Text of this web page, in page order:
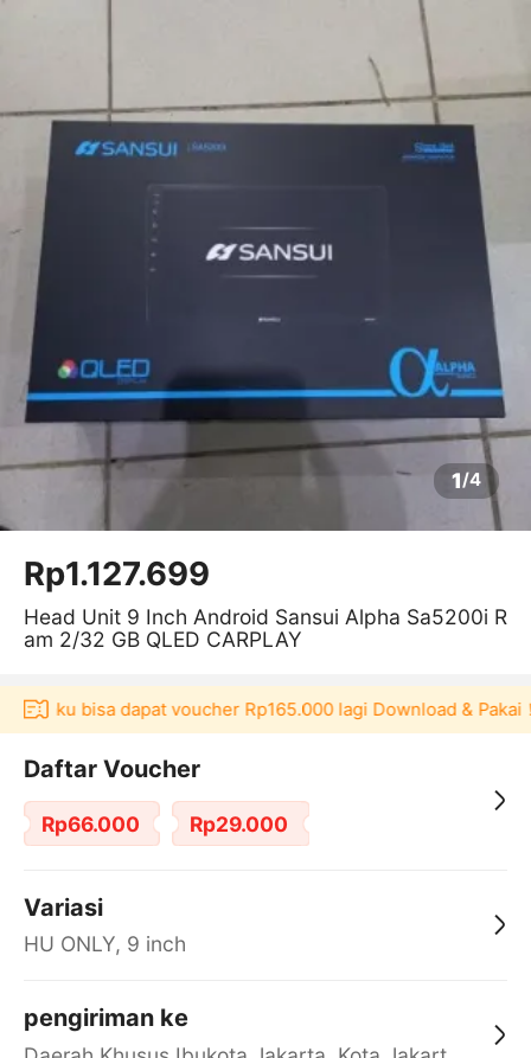
1/4
Rp1.127.699
Head Unit 9 Inch Android Sansui Alpha Sa5200i R
am 2/32 GB QLED CARPLAY
bisa dapat voucher Rp165.000 lagi Download & Pakai！
Daftar Voucher
Rp66.000 Rp29.000
Variasi
HU ONLY, 9 inch
pengiriman ke